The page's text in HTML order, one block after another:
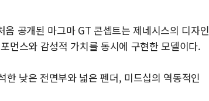
공개된 마그마 GT 콘셉트는 제네시스의 디자인
먼스와 감성적 가치를 동시에 구현한 모델이다.
낮은 전면부와 넓은 펜더, 미드십의 역동적인